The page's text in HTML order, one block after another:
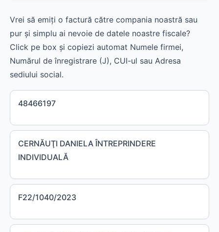
Vrei să emiți o factură către compania noastră sau
pur și simplu ai nevoie de datele noastre fiscale?
Click pe box și copiezi automat Numele firmei,
Numărul de înregistrare (J), CUI-ul sau Adresa
sediului social.
48466197
CERNĂUŢI DANIELA ÎNTREPRINDERE
INDIVIDUALĂ
F22/1040/2023